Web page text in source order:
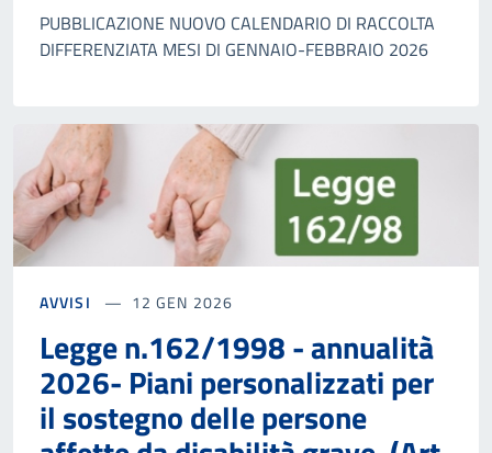
PUBBLICAZIONE NUOVO CALENDARIO DI RACCOLTA
DIFFERENZIATA MESI DI GENNAIO-FEBBRAIO 2026
AVVISI 12 GEN 2026
Legge n.162/1998 - annualità
2026- Piani personalizzati per
il sostegno delle persone